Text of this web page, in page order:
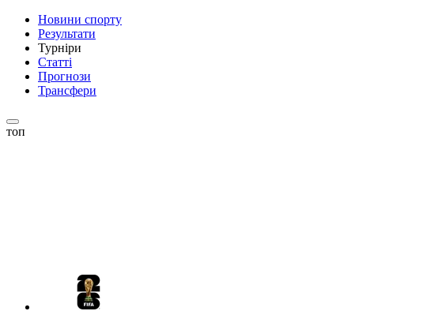
Новини спорту
Результати
Турніри
Статті
Прогнози
Трансфери
топ